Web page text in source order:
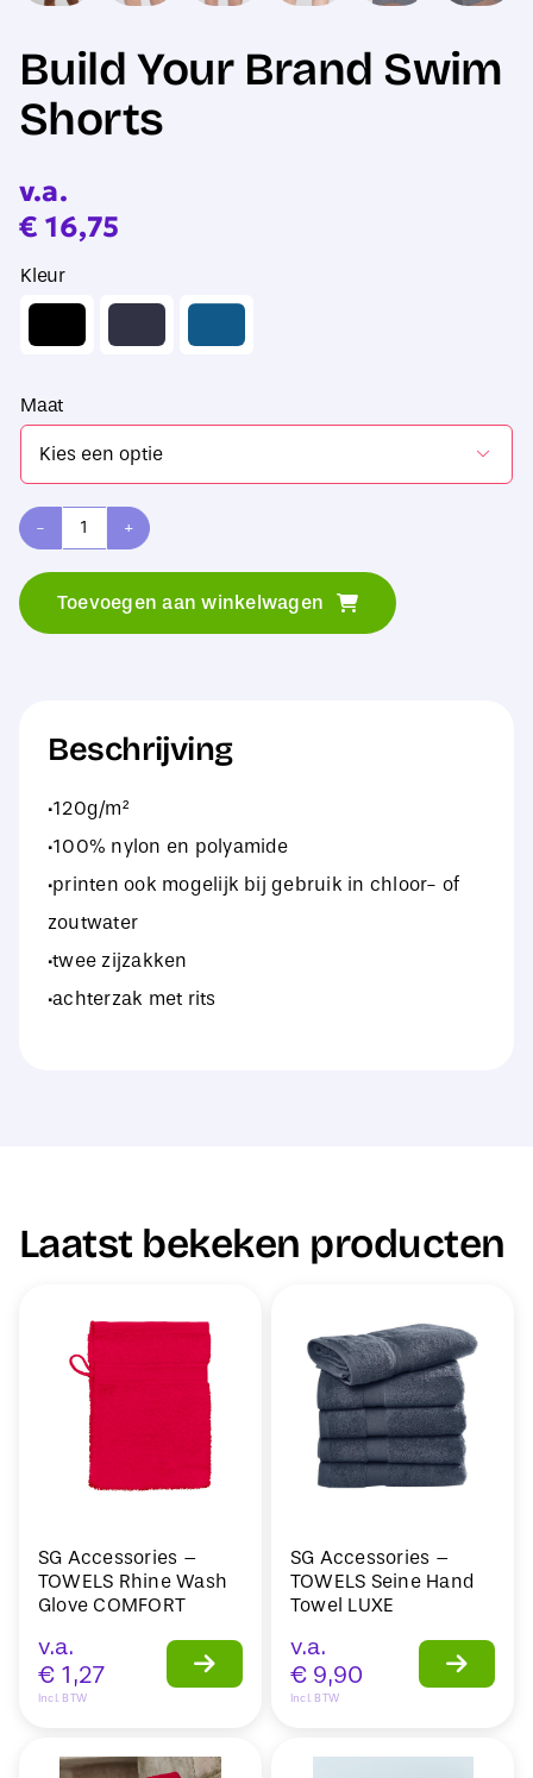
Build Your Brand Swim
Shorts
v.a.
€ 16,75
Kleur
Maat

Build
Brand
aantal
Toevoegen aan winkelwagen
Beschrijving
·120g/m²
·100% nylon en polyamide
·printen ook mogelijk bij gebruik in chloor- of
zoutwater
·twee zijzakken
·achterzak met rits
Laatst bekeken producten
SG Accessories –
TOWELS Rhine Wash
Glove COMFORT
v.a.
€ 1,27
Incl. BTW
SG Accessories –
TOWELS Seine Hand
Towel LUXE
v.a.
€ 9,90
Incl. BTW